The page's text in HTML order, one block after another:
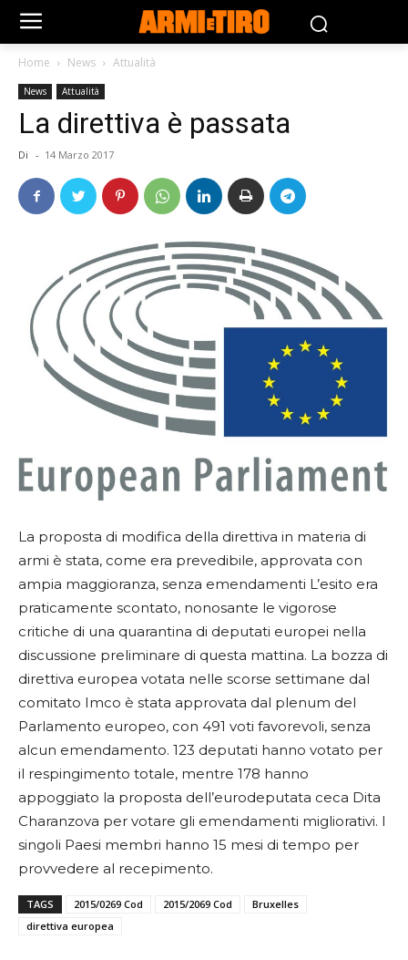
Home News Attualità
News Attualità
La direttiva è passata
Di - 14 Marzo 2017
La proposta di modifica della direttiva in materia di
armi è stata, come era prevedibile, approvata con
ampia maggioranza, senza emendamenti L’esito era
praticamente scontato, nonosante le vigorose
critiche di una quarantina di deputati europei nella
discussione preliminare di questa mattina. La bozza di
direttiva europea votata nelle scorse settimane dal
comitato Imco è stata approvata dal plenum del
Parlamento europeo, con 491 voti favorevoli, senza
alcun emendamento. 123 deputati hanno votato per
il respingimento totale, mentre 178 hanno
appoggiato la proposta dell’eurodeputata ceca Dita
Charanzova per votare gli emendamenti migliorativi. I
singoli Paesi membri hanno 15 mesi di tempo per
provvedere al recepimento.
TAGS 2015/0269 Cod 2015/2069 Cod
Bruxelles
direttiva europea